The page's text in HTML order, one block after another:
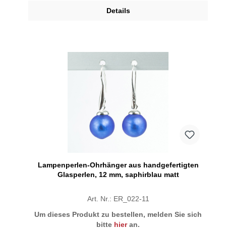
Details
Lampenperlen-Ohrhänger aus handgefertigten
Glasperlen, 12 mm, saphirblau matt
Art. Nr.: ER_022-11
Um dieses Produkt zu bestellen, melden Sie sich
bitte hieran.